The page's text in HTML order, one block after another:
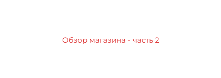
Обзор магазина - часть 2